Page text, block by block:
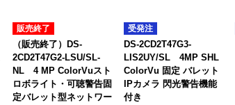
販売終了
（販売終了）DS-
2CD2T47G2-LSU/SL-
NL 4 MP ColorVuスト
ロボライト・可聴警告固
定バレット型ネットワー
受発注
DS-2CD2T47G3-
LIS2UY/SL 4MP SHL
ColorVu 固定 バレット
IPカメラ 閃光警告機能
付き